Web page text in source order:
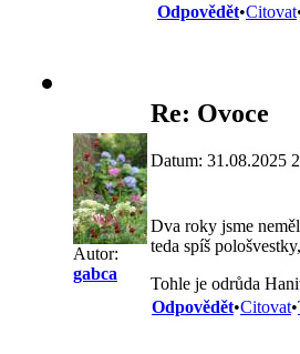
Odpovědět•Citovat
Autor:
gabca
Re: Ovoce
Datum: 31.08.2025
Dva roky jsme
teda spíš
Tohle je odrůda
Odpovědět•Citovat•